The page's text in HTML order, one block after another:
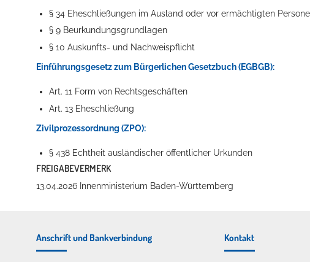
Spaß unter prickelnden Wasserfällen, das rauschende Meer im
mehr dazu...
§ 34 Eheschließungen im Ausland oder vor ermächtigten
§ 9 Beurkundungsgrundlagen
§ 10 Auskunfts- und Nachweispflicht
Einführungsgesetz zum Bürgerlichen Gesetzbuch (EGBGB):
Art. 11 Form von Rechtsgeschäften
Art. 13 Eheschließung
Zivilprozessordnung (ZPO):
§ 438 Echtheit ausländischer öffentlicher Urkunden
FREIGABEVERMERK
13.04.2026 Innenministerium Baden-Württemberg
Anschrift und Bankverbindung Kontakt